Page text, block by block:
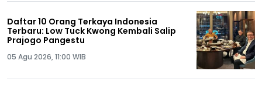
Daftar 10 Orang Terkaya Indonesia
Terbaru: Low Tuck Kwong Kembali Salip
Prajogo Pangestu
05 Agu 2026, 11:00 WIB